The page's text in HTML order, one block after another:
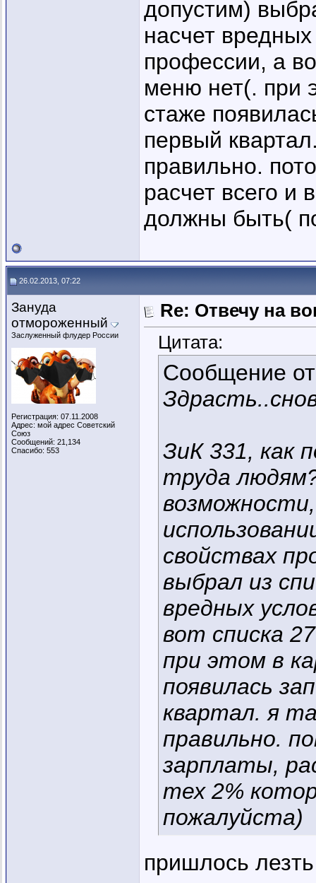
допустим)
насчет
профессии, а
меню нет(. при
стаже
первый
правильно.
расчет всего и
должны быть(
26.02.2013, 07:22
Зануда
отмороженный
Заслуженный флудер России
Регистрация: 07.11.2008
Адрес: мой адрес Советский
Союз
Сообщений: 21,134
Спасибо: 553
Re: Отвечу на
Цитата:
Сообщение
ЗиК 331, как
труда
свойствах
выбрал из
вредных
вот списка
при этом в
появилась
квартал. я
правильно.
зарплаты,
тех 2%
пожалуйста)
пришлось